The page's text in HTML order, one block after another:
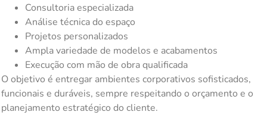
Consultoria especializada
Análise técnica do espaço
Projetos personalizados
Ampla variedade de modelos e acabamentos
Execução com mão de obra qualificada
O objetivo é entregar ambientes corporativos sofisticados,
funcionais e duráveis, sempre respeitando o orçamento e o
planejamento estratégico do cliente.